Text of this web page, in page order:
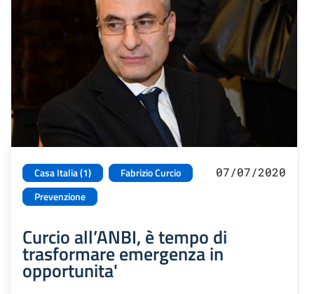
Casa Italia (1)
Fabrizio Curcio
Prevenzione
07/07/2020
Curcio all’ANBI, è tempo di
trasformare emergenza in
opportunita'